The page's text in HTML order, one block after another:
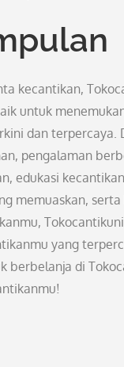
kecantikan,
untuk
dan terpercaya.
pengalaman
edukasi
memuaskan,
yang
berbelanja di